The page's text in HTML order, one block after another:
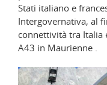
Stati italiano e
Intergovernativa, al
connettività tra Italia
A43 in Maurienne .